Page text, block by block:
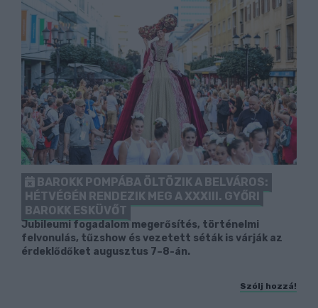
BAROKK POMPÁBA ÖLTÖZIK A BELVÁROS:
HÉTVÉGÉN RENDEZIK MEG A XXXIII. GYŐRI
BAROKK ESKÜVŐT
Jubileumi fogadalom megerősítés, történelmi
felvonulás, tűzshow és vezetett séták is várják az
érdeklődőket augusztus 7–8-án.
Szólj hozzá!